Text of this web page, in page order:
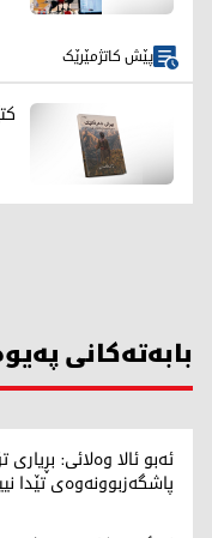
پێش کاتژمێرێک
بابەتەکانی
ئەبو ئالا وەلائی:
پاشگەزبوونەوەی تێدا